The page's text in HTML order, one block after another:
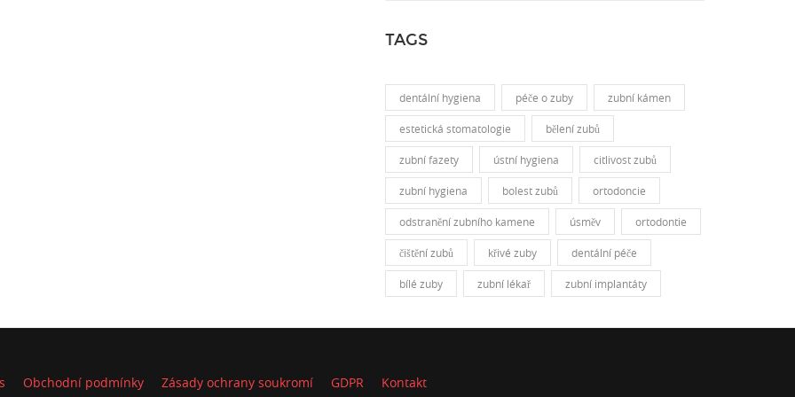
TAGS
dentální hygiena péče o zuby zubní kámen
estetická stomatologie bělení zubů
zubní fazety ústní hygiena citlivost zubů
zubní hygiena bolest zubů ortodoncie
odstranění zubního kamene úsměv ortodontie
čištění zubů křivé zuby dentální péče
bílé zuby zubní lékař zubní implantáty
Obchodní podmínky Zásady ochrany soukromí GDPR Kontakt